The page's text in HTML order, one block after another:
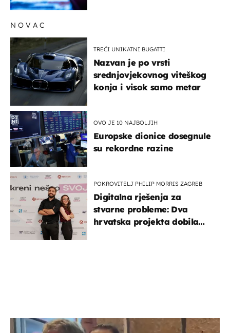
NOVAC
TREĆI UNIKATNI BUGATTI
Nazvan je po vrsti
srednjovjekovnog viteškog
konja i visok samo metar
OVO JE 10 NAJBOLJIH
Europske dionice dosegnule
su rekordne razine
POKROVITELJ PHILIP MORRIS ZAGREB
Digitalna rješenja za
stvarne probleme: Dva
hrvatska projekta dobila